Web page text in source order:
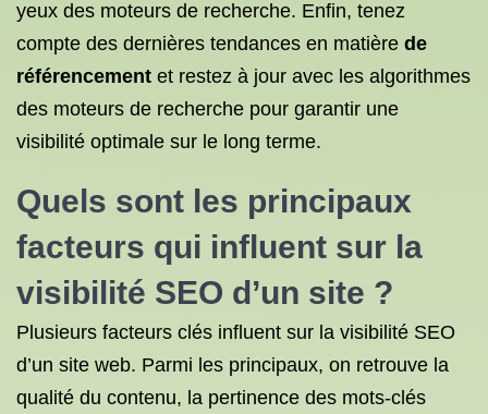
yeux des moteurs de recherche. Enfin, tenez
compte des dernières tendances en matière de
référencement et restez à jour avec les algorithmes
des moteurs de recherche pour garantir une
visibilité optimale sur le long terme.
Quels sont les principaux
facteurs qui influent sur la
visibilité SEO d’un site ?
Plusieurs facteurs clés influent sur la visibilité SEO
d’un site web. Parmi les principaux, on retrouve la
qualité du contenu, la pertinence des mots-clés